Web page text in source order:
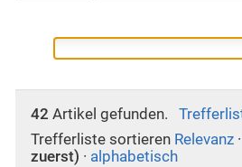
42 Artikel gefunden.
Trefferliste sortieren Relevanz ·
zuerst) · alphabetisch